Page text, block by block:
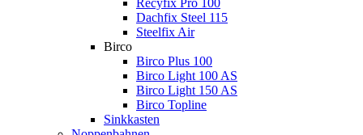
Recyfix Pro 100
Dachfix Steel 115
Steelfix Air
Birco
Birco Plus 100
Birco Light 100 AS
Birco Light 150 AS
Birco Topline
Sinkkasten